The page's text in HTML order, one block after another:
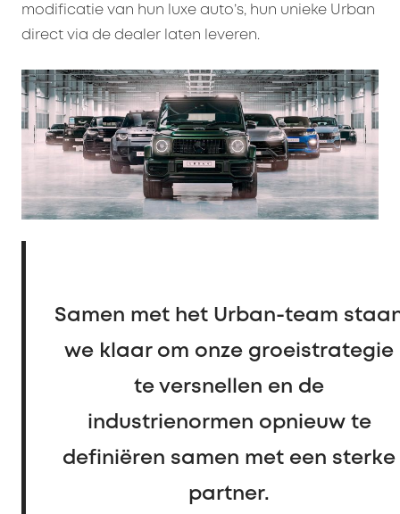
modificatie van hun luxe auto’s, hun unieke Urban
direct via de dealer laten leveren.
Samen met het Urban-team
we klaar om onze groeistrategie
te versnellen en de
industrienormen opnieuw te
definiëren samen met een sterke
partner.